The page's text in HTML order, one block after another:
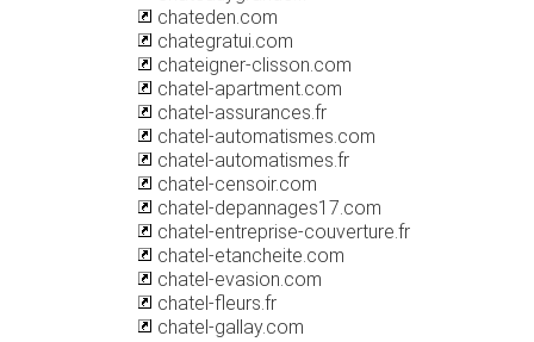
chateden.com
chategratui.com
chateigner-clisson.com
chatel-apartment.com
chatel-assurances.fr
chatel-automatismes.com
chatel-automatismes.fr
chatel-censoir.com
chatel-depannages17.com
chatel-entreprise-couverture.fr
chatel-etancheite.com
chatel-evasion.com
chatel-fleurs.fr
chatel-gallay.com